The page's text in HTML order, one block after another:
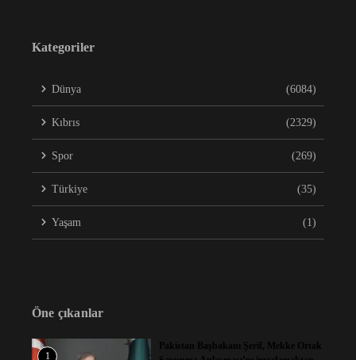
Kategoriler
Dünya (6084)
Kıbrıs (2329)
Spor (269)
Türkiye (35)
Yaşam (1)
Öne çıkanlar
1
Pakistan Başbakanı Şerif, Mekke Ortak